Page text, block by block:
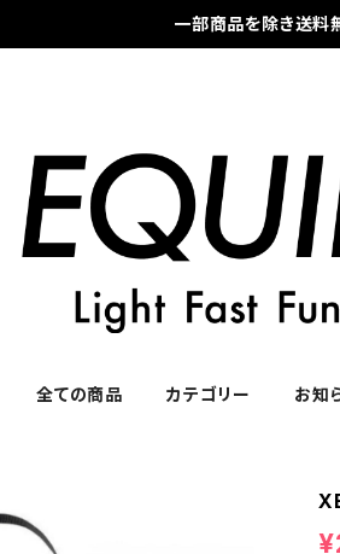
一部商品を除き送料
全ての商品 カテゴリー お知